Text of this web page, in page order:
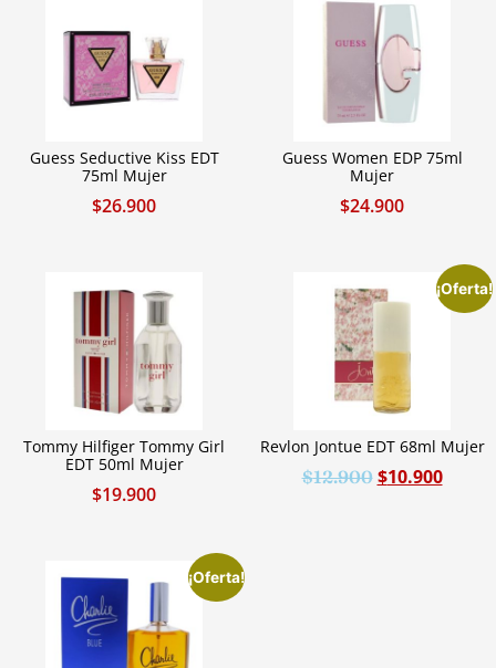
Guess Seductive Kiss EDT
75ml Mujer
$26.900
Guess Women EDP 75ml
Mujer
$24.900
Tommy Hilfiger Tommy Girl
EDT 50ml Mujer
$19.900
¡Oferta!
Revlon Jontue EDT 68ml Mujer
$12.900 $10.900
¡Oferta!